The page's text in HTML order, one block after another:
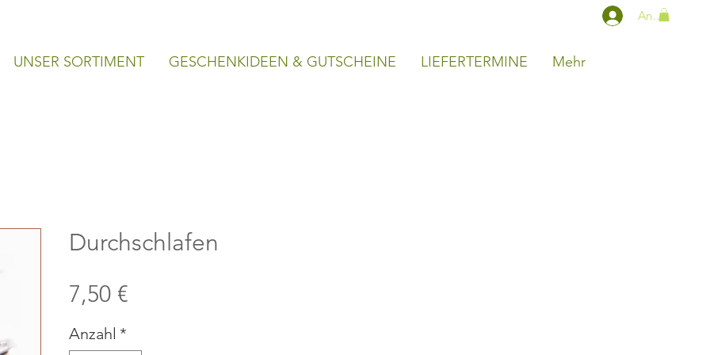
Anmelden
UNSER SORTIMENT GESCHENKIDEEN & GUTSCHEINE LIEFERTERMINE Mehr
Durchschlafen
7,50 €Preis
Anzahl *